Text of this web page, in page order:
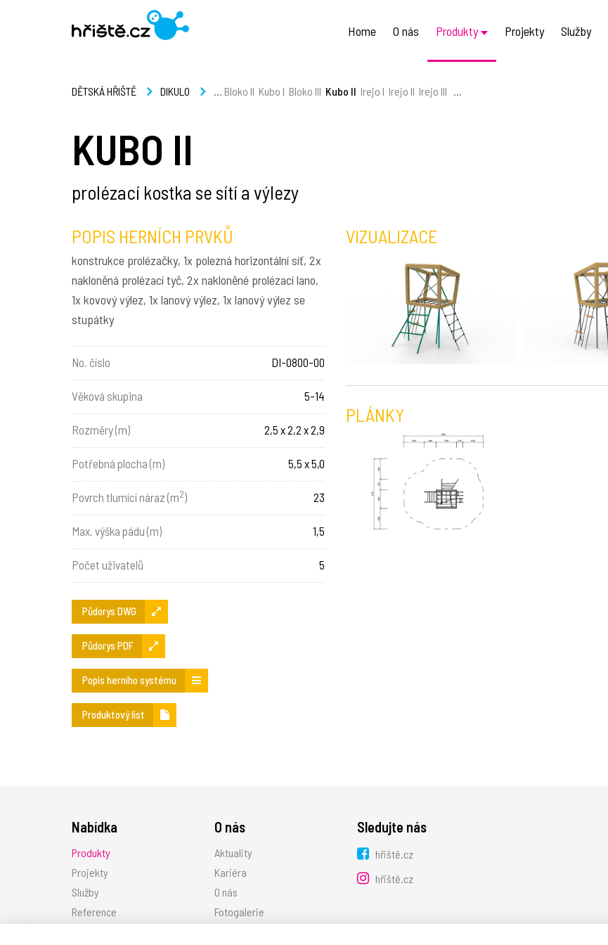
Home O nás Produkty Projekty Služby
DĚTSKÁ HŘIŠTĚ DIKULO ... Bloko II Kubo I Bloko III Kubo II Irejo I Irejo II Irejo III ...
KUBO II
prolézací kostka se sítí a výlezy
POPIS HERNÍCH PRVKŮ
konstrukce prolézačky, 1x polezná horizontální síť, 2x
nakloněná prolézací tyč, 2x nakloněné prolézací lano,
1x kovový výlez, 1x lanový výlez, 1x lanový výlez se
stupátky
No. číslo DI-0800-00
Věková skupina 5-14
Rozměry (m) 2,5 x 2,2 x 2,9
Potřebná plocha (m) 5,5 x 5,0
Povrch tlumící náraz (m2) 23
Max. výška pádu (m) 1,5
Počet uživatelů 5
Půdorys DWG
Půdorys PDF
Popis herního systému
Produktový list
VIZUALIZACE
PLÁNKY
Nabídka
Produkty
Projekty
Služby
Reference
O nás
Aktuality
Kariéra
O nás
Fotogalerie
Sledujte nás
hřiště.cz
hřiště.cz